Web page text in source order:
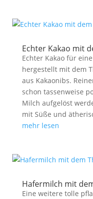
Echter Kakao mit
Echter Kakao für
hergestellt mit dem
aus Kakaonibs.
schon tassenweise
Milch aufgelöst
mit Süße und
mehr lesen
Hafermilch mit
Eine weitere tolle